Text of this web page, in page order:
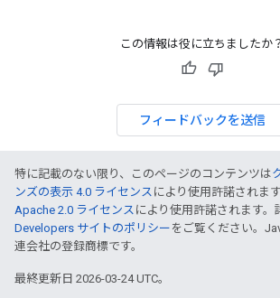
この情報は役に立ちましたか
フィードバックを送信
特に記載のない限り、このページのコンテンツは
ンズの表示 4.0 ライセンス により使用許諾されま
Apache 2.0 ライセンス により使用許諾されます。
Developers サイトのポリシー をご覧ください。
連会社の登録商標です。
最終更新日 2026-03-24 UTC。